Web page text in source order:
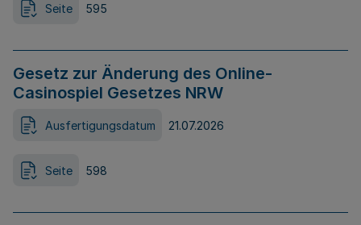
Seite 595
Gesetz zur Änderung des Online-
Casinospiel Gesetzes NRW
Ausfertigungsdatum 21.07.2026
Seite 598